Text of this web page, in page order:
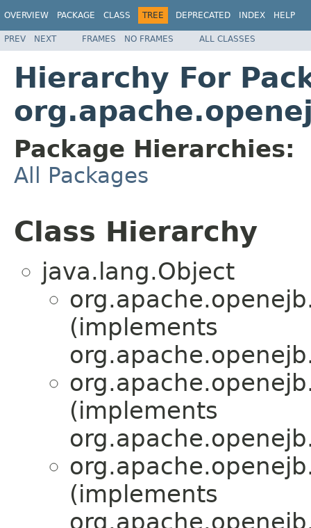
OVERVIEW PACKAGE CLASS TREE DEPRECATED INDEX HELP
PREV NEXT FRAMES NO FRAMES ALL CLASSES
Hierarchy For
Package Hierarchies:
All Packages
Class Hierarchy
java.lang.Object
(implements
(implements
(implements